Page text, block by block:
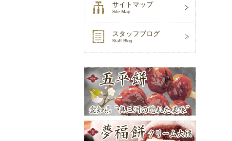
サイトマップ
Site Map
スタッフブログ
Staff Blog